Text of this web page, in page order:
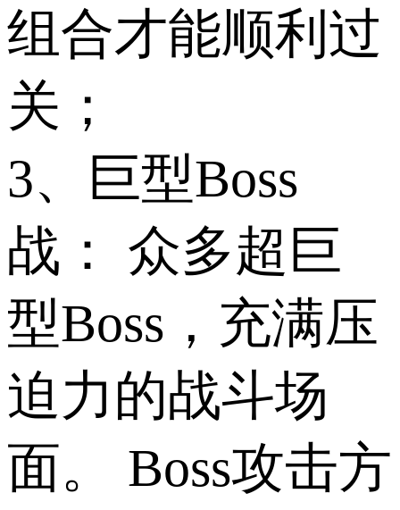
组合才能顺利过
关；
3、巨型Boss
战： 众多超巨
型Boss，充满压
迫力的战斗场
面。 Boss攻击方